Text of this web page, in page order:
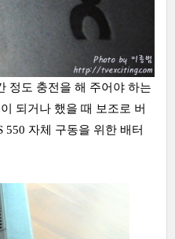
정도 충전을 해 주어야 하는
되거나 했을 때 보조로 버
550 자체 구동을 위한 배터